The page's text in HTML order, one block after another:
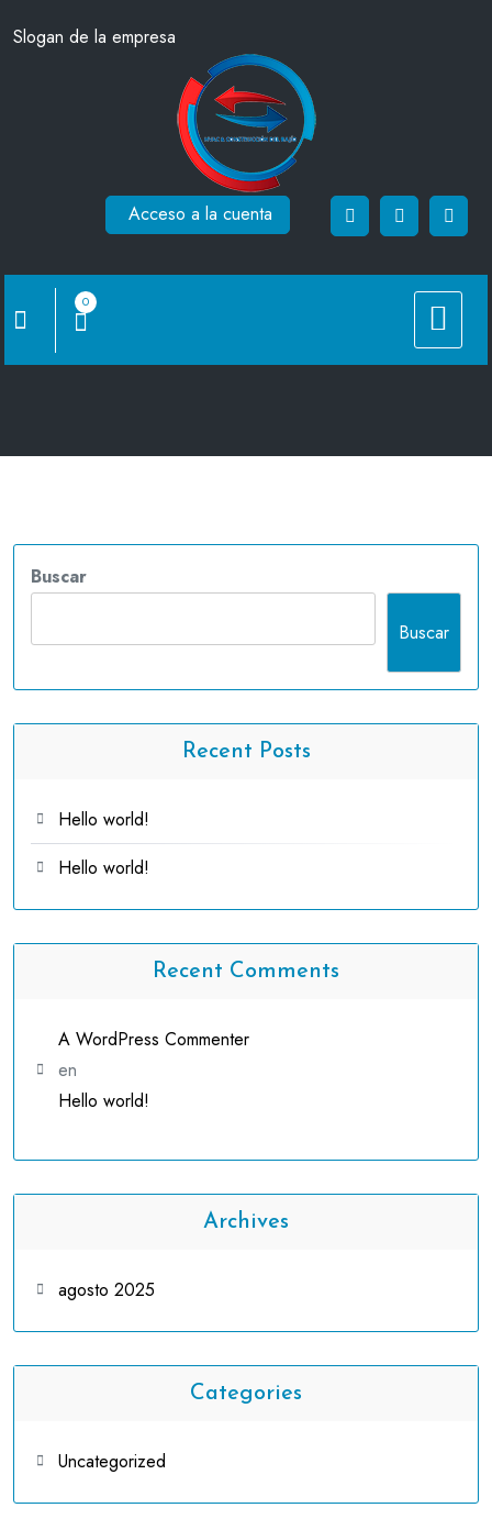
Slogan de la empresa
Acceso a la cuenta
0
Buscar
Buscar
Recent Posts
Hello world!
Hello world!
Recent Comments
A WordPress Commenter
en
Hello world!
Archives
agosto 2025
Categories
Uncategorized